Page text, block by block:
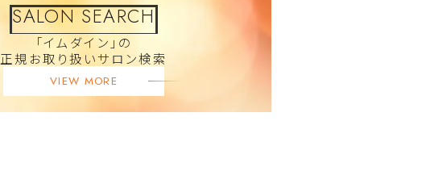
SALON SEARCH
「イムダイン」の
正規お取り扱いサロン検索
VIEW MORE